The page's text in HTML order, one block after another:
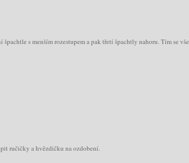
s menším rozestupem a pak třetí špachtly nahoru. Tím se vše
ručičky a hvězdičku na ozdobení.